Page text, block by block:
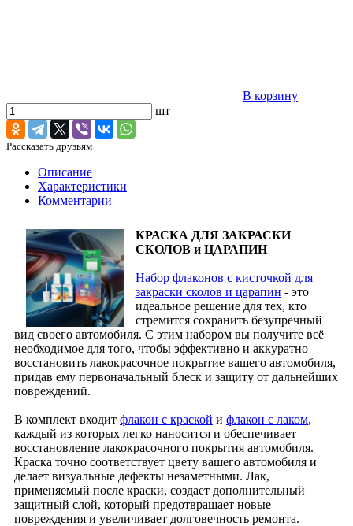
В корзину
шт
Рассказать друзьям
Описание
Характеристики
Комментарии
КРАСКА ДЛЯ ЗАКРАСКИ
СКОЛОВ и ЦАРАПИН
Набор флаконов с кисточкой для
закраски сколов и царапин - это
идеальное решение для тех, кто
стремится сохранить безупречный
вид своего автомобиля. С этим набором вы получите всё
необходимое для того, чтобы эффективно и аккуратно
восстановить лакокрасочное покрытие вашего автомобиля,
придав ему первоначальный блеск и защиту от дальнейших
повреждений.
В комплект входит флакон с краской и флакон с лаком,
каждый из которых легко наносится и обеспечивает
восстановление лакокрасочного покрытия автомобиля.
Краска точно соответствует цвету вашего автомобиля и
делает визуальные дефекты незаметными. Лак,
применяемый после краски, создает дополнительный
защитный слой, который предотвращает новые
повреждения и увеличивает долговечность ремонта.